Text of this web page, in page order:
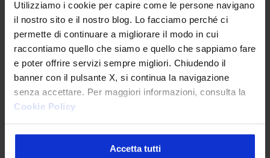
Utilizziamo i cookie per capire come le persone navigano
il nostro sito e il nostro blog. Lo facciamo perché ci
permette di continuare a migliorare il modo in cui
raccontiamo quello che siamo e quello che sappiamo fare
e poter offrire servizi sempre migliori. Chiudendo il
banner con il pulsante X, si continua la navigazione
senza accettare. Per maggiori informazioni, consulta la
Cookie Policy
Accetta tutti
serie di nostre esperienze personali) è una
componente fondamentale per permettere
ad un team di crescere. Il team è, dunque, il
risultato di unacomplessa organizzazione di
pensieri e modi di operare di singole
persone che coesistono
esperienze e forze per raggiungere un
determinato obiettivo insieme.